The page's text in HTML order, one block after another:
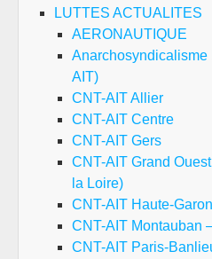
LUTTES ACTUALITES
AERONAUTIQUE
Anarchosyndicalisme
AIT)
CNT-AIT Allier
CNT-AIT Centre
CNT-AIT Gers
CNT-AIT Grand
la Loire)
CNT-AIT Haute-
CNT-AIT Montauban
CNT-AIT Paris-